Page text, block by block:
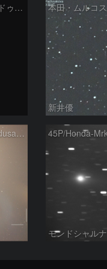
本田・ムルコス・パイドゥシャーコヴァー彗星 (45P ) の予報位置：2024/06/21
新井優
45P/Honda-Mrkos-Pajdusakova and Moon
モンドシャルナ